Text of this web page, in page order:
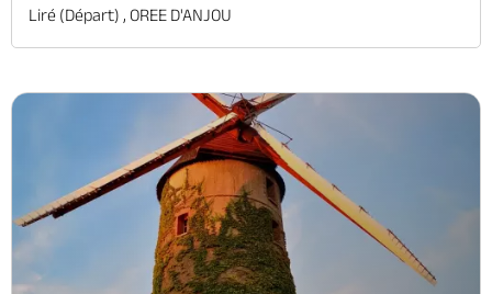
Liré (départ) , OREE D'ANJOU